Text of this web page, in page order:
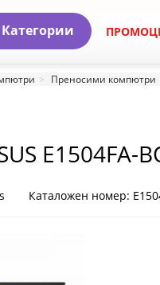
Категории
Преносими компютри
E1504FA-
Каталожен номер: